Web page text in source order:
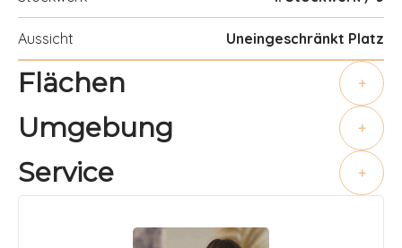
Aussicht Uneingeschränkt Platz
Flächen +
Umgebung +
Service +